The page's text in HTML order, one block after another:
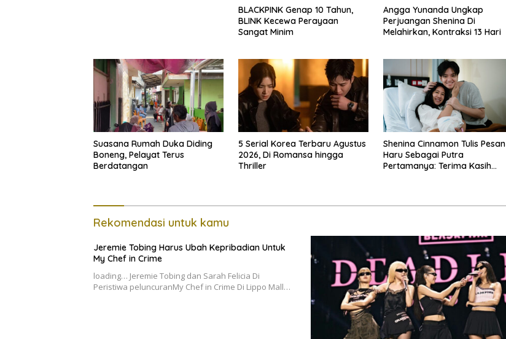
BLACKPINK Genap 10 Tahun,
BLINK Kecewa Perayaan
Sangat Minim
Angga Yunanda Ungkap
Perjuangan Shenina Di
Melahirkan, Kontraksi 13 Hari
Suasana Rumah Duka Diding
Boneng, Pelayat Terus
Berdatangan
5 Serial Korea Terbaru Agustus
2026, Di Romansa hingga
Thriller
Shenina Cinnamon Tulis Pesan
Haru Sebagai Putra
Pertamanya: Terima Kasih
Rekomendasi untuk kamu
Jeremie Tobing Harus Ubah Kepribadian Untuk
My Chef in Crime
loading… Jeremie Tobing dan Sarah Felicia Di
Peristiwa peluncuranMy Chef in Crime Di Lippo Mall…